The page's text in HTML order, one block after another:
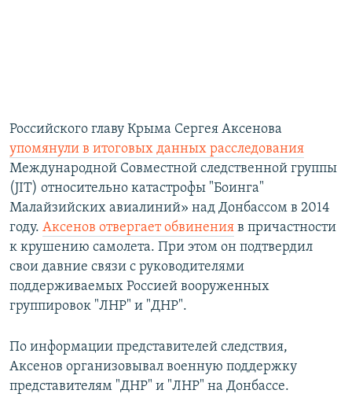
Российского главу Крыма Сергея Аксенова
упомянули в итоговых данных расследования
Международной Совместной следственной группы
(JIT) относительно катастрофы "Боинга"
Малайзийских авиалиний» над Донбассом в 2014
году. Аксенов отвергает обвинения в причастности
к крушению самолета. При этом он подтвердил
свои давние связи с руководителями
поддерживаемых Россией вооруженных
группировок "ЛНР" и "ДНР".
По информации представителей следствия,
Аксенов организовывал военную поддержку
представителям "ДНР" и "ЛНР" на Донбассе.